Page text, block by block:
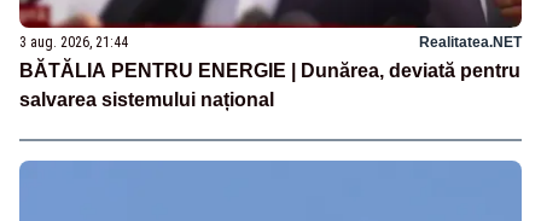
3 aug. 2026, 21:44 Realitatea.NET
BĂTĂLIA PENTRU ENERGIE | Dunărea, deviată pentru
salvarea sistemului național